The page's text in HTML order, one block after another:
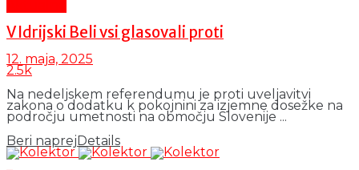
V Idrijski Beli vsi glasovali proti
12. maja, 2025
2.5k
Na nedeljskem referendumu je proti uveljavitvi
zakona o dodatku k pokojnini za izjemne dosežke na
področju umetnosti na območju Slovenije ...
Beri naprej Details